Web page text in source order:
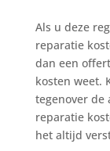
Als u deze
reparatie
dan een
kosten weet.
tegenover de
reparatie
het altijd